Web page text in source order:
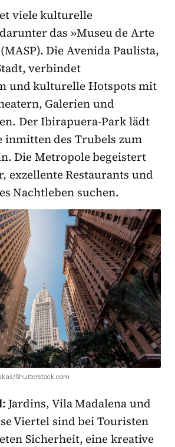
viele kulturelle
das »Museu de Arte
Die Avenida Paulista,
verbindet
und kulturelle Hotspots mit
Galerien und
Der Ibirapuera-Park lädt
inmitten des Trubels zum
Die Metropole begeistert
exzellente Restaurants und
Nachtleben suchen.
Shutterstock.com
Jardins, Vila Madalena und
Viertel sind bei Touristen
Sicherheit, eine kreative